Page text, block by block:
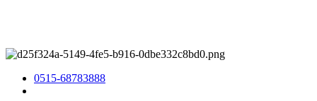
0515-68783888